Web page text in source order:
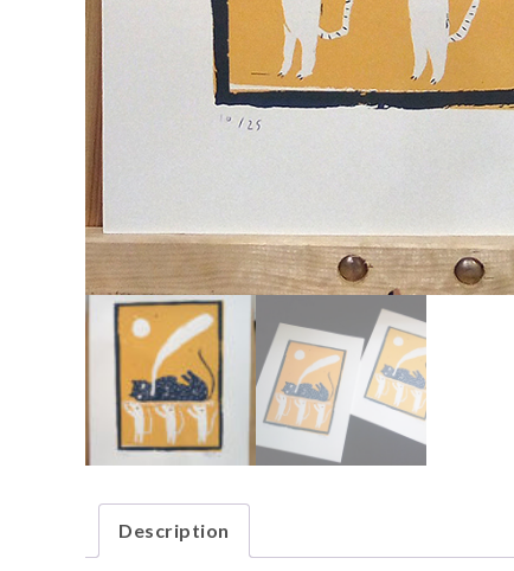
Description